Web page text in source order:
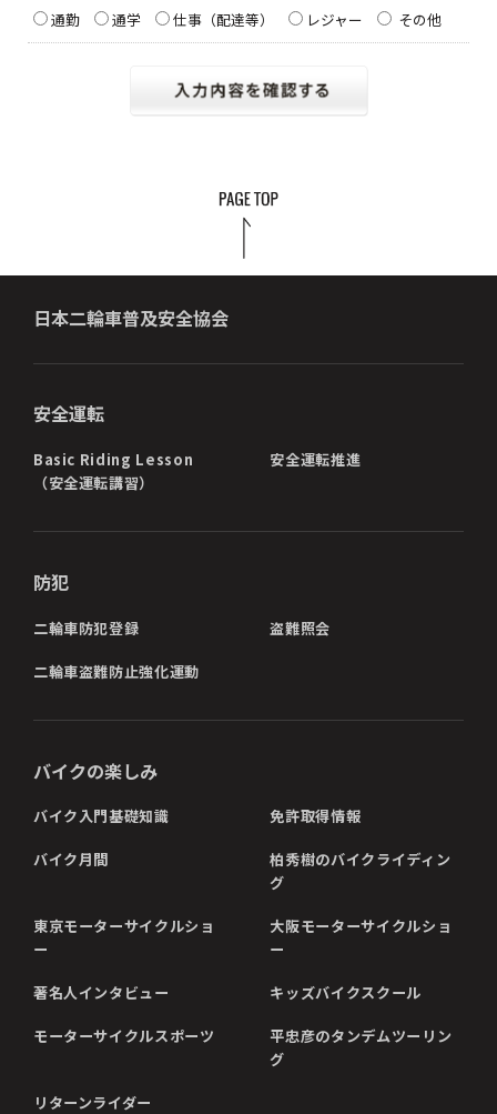
通勤 通学 仕事（配達等） レジャー その他
日本二輪車普及安全協会
安全運転
Basic Riding Lesson
（安全運転講習）
安全運転推進
防犯
二輪車防犯登録 盗難照会
二輪車盗難防止強化運動
バイクの楽しみ
バイク入門基礎知識 免許取得情報
バイク月間
柏秀樹のバイクライディン
グ
東京モーターサイクルショ
ー
大阪モーターサイクルショ
ー
著名人インタビュー キッズバイクスクール
モーターサイクルスポーツ
平忠彦のタンデムツーリン
グ
リターンライダー